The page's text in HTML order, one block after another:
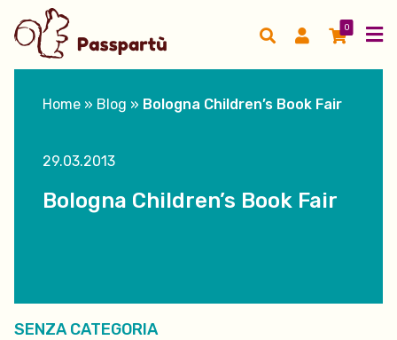
0
Home » Blog » Bologna Children’s Book Fair
29.03.2013
Bologna Children’s Book Fair
SENZA CATEGORIA